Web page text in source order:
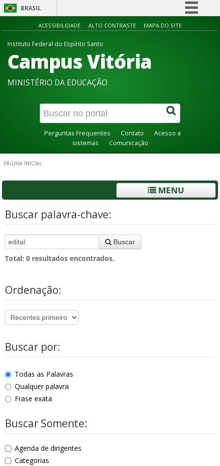
BRASIL
Simplifique!
Acesso à informação
Canais
ACESSIBILIDADE ALTO CONTRASTE MAPA DO SITE
Instituto Federal do Espírito Santo
Campus Vitória
MINISTÉRIO DA EDUCAÇÃO
Perguntas Frequentes Contato
Acesso a
sistemas
Comunicação
PÁGINA INICIAL
MENU
Buscar palavra-chave:
Buscar
Total: 0 resultados encontrados.
Ordenação:
Buscar por:
Todas as Palavras
Qualquer palavra
Frase exata
Buscar Somente:
Agenda de dirigentes
Categorias